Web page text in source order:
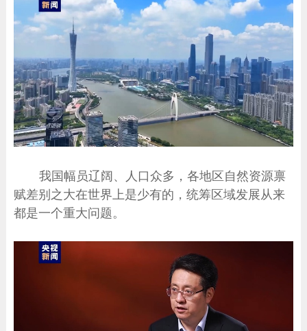
我国幅员辽阔、人口众多，各地区自然资源禀
赋差别之大在世界上是少有的，统筹区域发展从来
都是一个重大问题。